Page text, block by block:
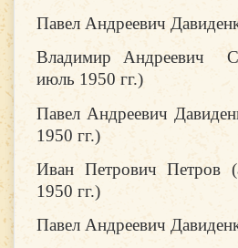
Павел Андреевич
Владимир Андреевич
июль 1950 гг.)
Павел Андреевич
1950 гг.)
Иван Петрович Петров
1950 гг.)
Павел Андреевич